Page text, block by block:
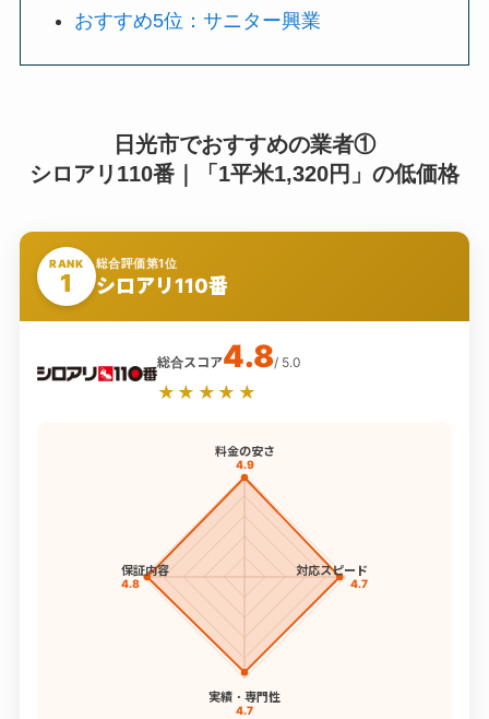
おすすめ5位：サニター興業
日光市でおすすめの業者①
シロアリ110番｜「1平米1,320円」の低価格
RANK
1
総合評価第1位
シロアリ110番
総合スコア4.8/ 5.0
★★★★★
料金の安さ
4.9
対応スピード
4.7
実績・専門性
4.7
保証内容
4.8